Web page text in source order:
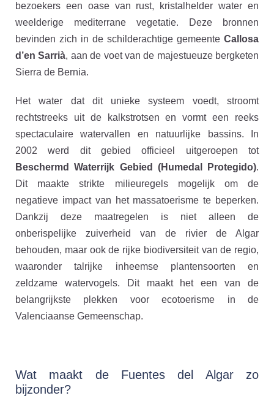
bezoekers een oase van rust, kristalhelder water en
weelderige mediterrane vegetatie. Deze bronnen
bevinden zich in de schilderachtige gemeente Callosa
d’en Sarrià, aan de voet van de majestueuze bergketen
Sierra de Bernia.
Het water dat dit unieke systeem voedt, stroomt
rechtstreeks uit de kalkstrotsen en vormt een reeks
spectaculaire watervallen en natuurlijke bassins. In
2002 werd dit gebied officieel uitgeroepen tot
Beschermd Waterrijk Gebied (Humedal Protegido).
Dit maakte strikte milieuregels mogelijk om de
negatieve impact van het massatoerisme te beperken.
Dankzij deze maatregelen is niet alleen de
onberispelijke zuiverheid van de rivier de Algar
behouden, maar ook de rijke biodiversiteit van de regio,
waaronder talrijke inheemse plantensoorten en
zeldzame watervogels. Dit maakt het een van de
belangrijkste plekken voor ecotoerisme in de
Valenciaanse Gemeenschap.
Wat maakt de Fuentes del Algar zo
bijzonder?